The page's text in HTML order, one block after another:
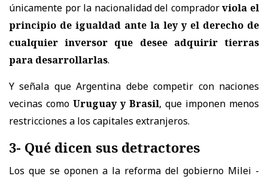
únicamente por la nacionalidad del compradorviola el
principio de igualdad ante la ley y el derecho de
cualquier inversor que desee adquirir tierras
para desarrollarlas.
Y señala que Argentina debe competir con naciones
vecinas como Uruguay y Brasil, que imponen menos
restricciones a los capitales extranjeros.
3- Qué dicen sus detractores
Los que se oponen a la reforma del gobierno Milei -